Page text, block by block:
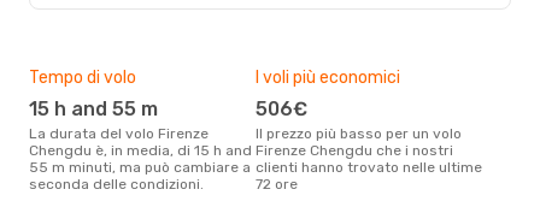
Tempo di volo
15 h and 55 m
La durata del volo Firenze
Chengdu è, in media, di 15 h and
55 m minuti, ma può cambiare a
seconda delle condizioni.
I voli più economici
506€
Il prezzo più basso per un volo
Firenze Chengdu che i nostri
clienti hanno trovato nelle ultime
72 ore